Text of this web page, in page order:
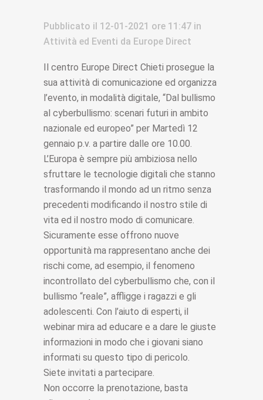
Pubblicato il 12-01-2021 ore 11:47 in
Attività ed Eventi da Europe Direct
Il centro Europe Direct Chieti prosegue la
sua attività di comunicazione ed organizza
l’evento, in modalità digitale, “Dal bullismo
al cyberbullismo: scenari futuri in ambito
nazionale ed europeo” per Martedì 12
gennaio p.v. a partire dalle ore 10.00.
L’Europa è sempre più ambiziosa nello
sfruttare le tecnologie digitali che stanno
trasformando il mondo ad un ritmo senza
precedenti modificando il nostro stile di
vita ed il nostro modo di comunicare.
Sicuramente esse offrono nuove
opportunità ma rappresentano anche dei
rischi come, ad esempio, il fenomeno
incontrollato del cyberbullismo che, con il
bullismo “reale”, affligge i ragazzi e gli
adolescenti. Con l’aiuto di esperti, il
webinar mira ad educare e a dare le giuste
informazioni in modo che i giovani siano
informati su questo tipo di pericolo.
Siete invitati a partecipare.
Non occorre la prenotazione, basta